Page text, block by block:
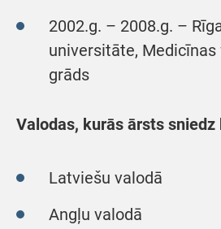
2002.g. – 2008.g. –
universitāte,
grāds
Valodas, kurās ārsts
Latviešu valodā
Angļu valodā